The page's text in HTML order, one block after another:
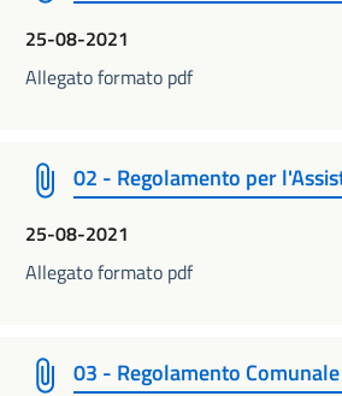
25-08-2021
Allegato formato pdf
02 - Regolamento per
25-08-2021
Allegato formato pdf
03 - Regolamento